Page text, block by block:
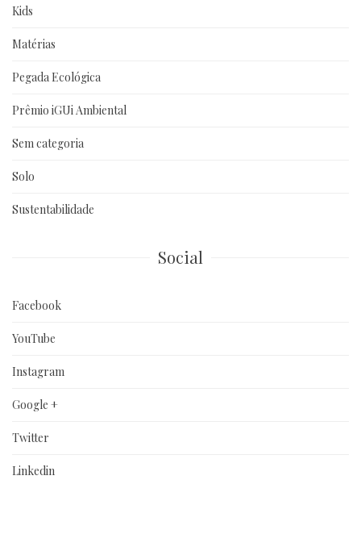
Kids
Matérias
Pegada Ecológica
Prêmio iGUi Ambiental
Sem categoria
Solo
Sustentabilidade
Social
Facebook
YouTube
Instagram
Google +
Twitter
Linkedin